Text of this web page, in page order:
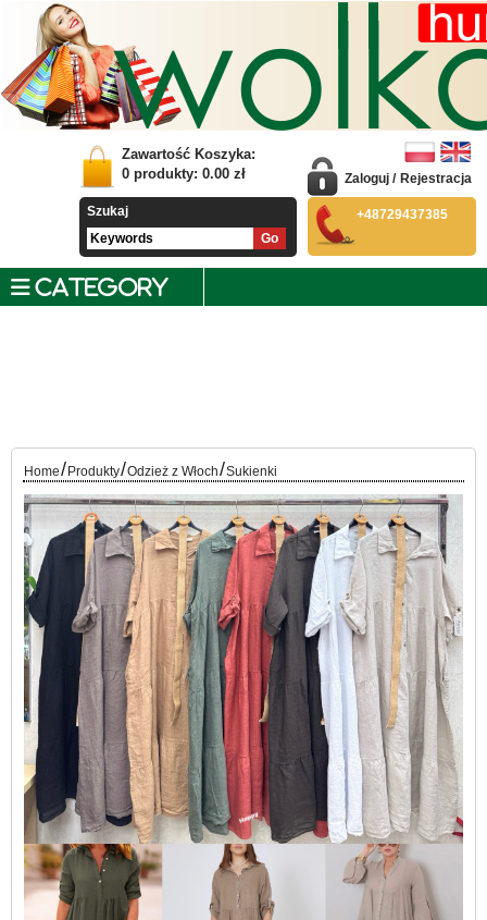
Zawartość Koszyka:
0 produkty: 0.00 zł
Szukaj
Zaloguj / Rejestracja
+48729437385
CATEGORY
Home/ Produkty/Odzież z Włoch/Sukienki